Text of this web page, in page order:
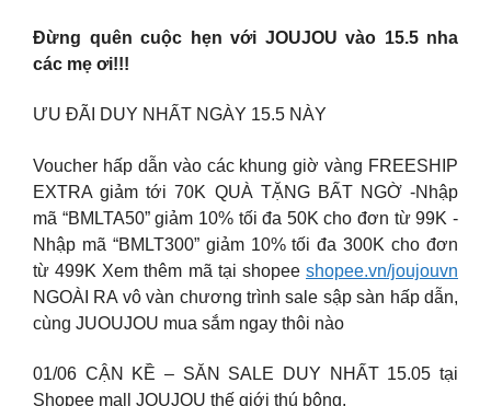
Đừng quên cuộc hẹn với JOUJOU vào 15.5 nha
các mẹ ơi!!!
ƯU ĐÃI DUY NHẤT NGÀY 15.5 NÀY
Voucher hấp dẫn vào các khung giờ vàng FREESHIP
EXTRA giảm tới 70K QUÀ TẶNG BẤT NGỜ -Nhập
mã “BMLTA50” giảm 10% tối đa 50K cho đơn từ 99K -
Nhập mã “BMLT300” giảm 10% tối đa 300K cho đơn
từ 499K Xem thêm mã tại shopee shopee.vn/joujouvn
NGOÀI RA vô vàn chương trình sale sập sàn hấp dẫn,
cùng JUOUJOU mua sắm ngay thôi nào
01/06 CẬN KỀ – SĂN SALE DUY NHẤT 15.05 tại
Shopee mall JOUJOU thế giới thú bông.